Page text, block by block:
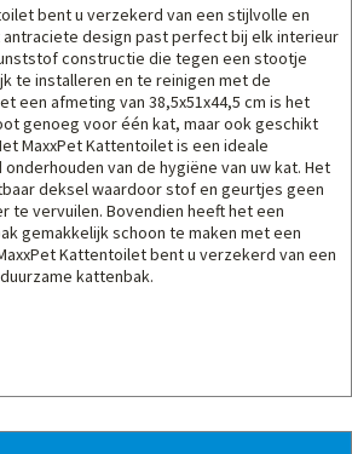
bent u verzekerd van een stijlvolle en
design past perfect bij elk interieur
constructie die tegen een stootje
te installeren en te reinigen met de
een afmeting van 38,5x51x44,5 cm is het
genoeg voor één kat, maar ook geschikt
MaxxPet Kattentoilet is een ideale
van de hygiëne van uw kat. Het
deksel waardoor stof en geurtjes geen
te vervuilen. Bovendien heeft het een
gemakkelijk schoon te maken met een
Kattentoilet bent u verzekerd van een
kattenbak.